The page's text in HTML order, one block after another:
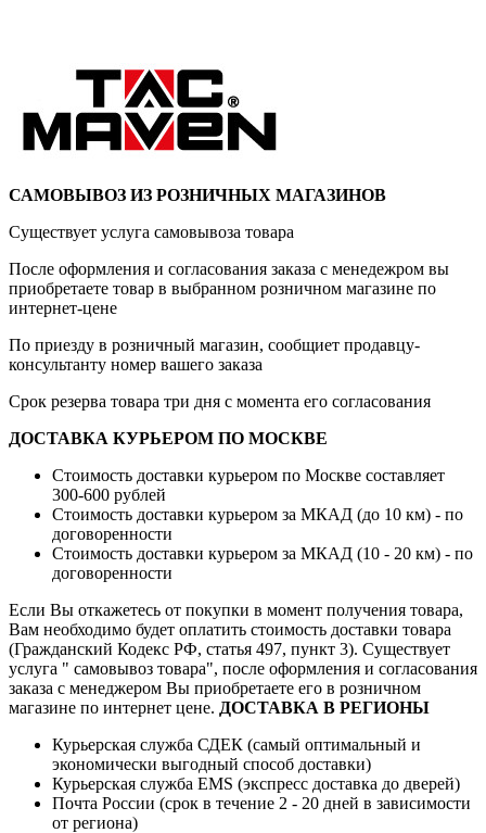
САМОВЫВОЗ ИЗ РОЗНИЧНЫХ МАГАЗИНОВ
Существует услуга самовывоза товара
После оформления и согласования заказа с менедежром вы
приобретаете товар в выбранном розничном магазине по
интернет-цене
По приезду в розничный магазин, сообщиет продавцу-
консультанту номер вашего заказа
Срок резерва товара три дня с момента его согласования
ДОСТАВКА КУРЬЕРОМ ПО МОСКВЕ
Стоимость доставки курьером по Москве составляет
300-600 рублей
Стоимость доставки курьером за МКАД (до 10 км) - по
договоренности
Стоимость доставки курьером за МКАД (10 - 20 км) - по
договоренности
Если Вы откажетесь от покупки в момент получения товара,
Вам необходимо будет оплатить стоимость доставки товара
(Гражданский Кодекс РФ, статья 497, пункт 3). Существует
услуга " самовывоз товара", после оформления и согласования
заказа с менеджером Вы приобретаете его в розничном
магазине по интернет цене. ДОСТАВКА В РЕГИОНЫ
Курьерская служба СДЕК (самый оптимальный и
экономически выгодный способ доставки)
Курьерская служба EMS (экспресс доставка до дверей)
Почта России (срок в течение 2 - 20 дней в зависимости
от региона)